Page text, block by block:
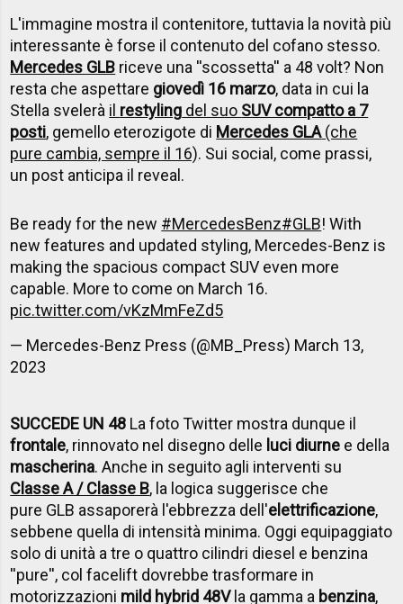
L'immagine mostra il contenitore, tuttavia la novità più
interessante è forse il contenuto del cofano stesso.
Mercedes GLB riceve una ''scossetta'' a 48 volt? Non
resta che aspettare giovedì 16 marzo, data in cui la
Stella svelerà il restyling del suo SUV compatto a 7
posti, gemello eterozigote di Mercedes GLA(che
pure cambia, sempre il 16). Sui social, come prassi,
un post anticipa il reveal.
Be ready for the new #MercedesBenz#GLB! With
new features and updated styling, Mercedes-Benz is
making the spacious compact SUV even more
capable. More to come on March 16.
pic.twitter.com/vKzMmFeZd5
— Mercedes-Benz Press (@MB_Press) March 13,
2023
SUCCEDE UN 48 La foto Twitter mostra dunque il
frontale, rinnovato nel disegno delle luci diurne e della
mascherina. Anche in seguito agli interventi su
Classe A / Classe B, la logica suggerisce che
pure GLB assaporerà l'ebbrezza dell'elettrificazione,
sebbene quella di intensità minima. Oggi equipaggiato
solo di unità a tre o quattro cilindri diesel e benzina
''pure'', col facelift dovrebbe trasformare in
motorizzazioni mild hybrid 48Vla gamma a benzina,